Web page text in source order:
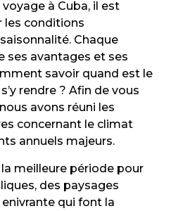
à Cuba, il est
les conditions
Chaque
ses avantages et ses
savoir quand est le
rendre ? Afin de vous
avons réuni les
concernant le climat
annuels majeurs.
meilleure période pour
des paysages
qui font la